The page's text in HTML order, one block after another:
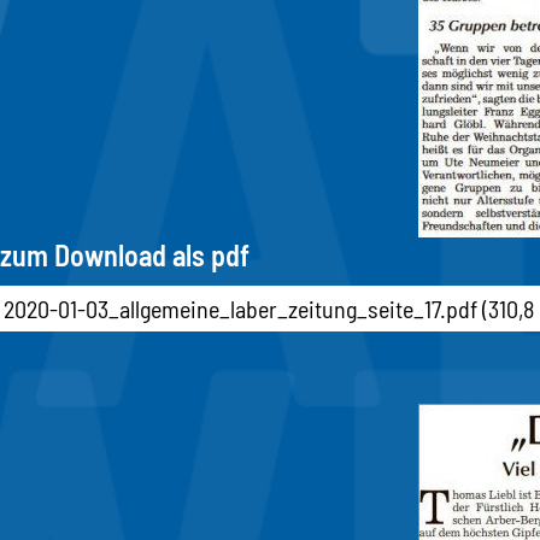
zum Download als pdf
2020-01-03_allgemeine_laber_zeitung_seite_17.pdf